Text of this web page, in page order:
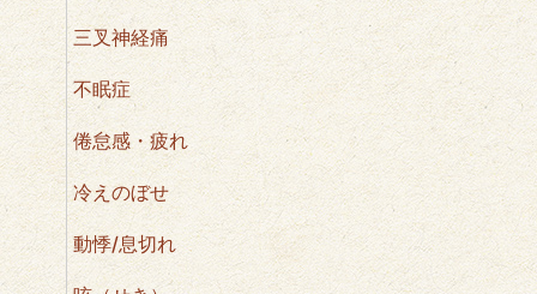
三叉神経痛
不眠症
倦怠感・疲れ
冷えのぼせ
動悸/息切れ